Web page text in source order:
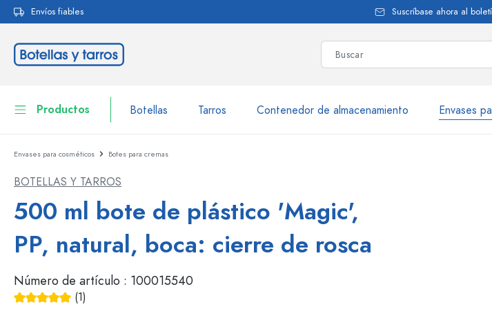
Saltar a la navegación principal
Envíos fiables Suscríbase ahora al
Productos Botellas Tarros Contenedor de almacenamiento Envases
Botellas
Contenedor de almacenamiento
Vajilla
Envases para cosméticos
Botellas según la marca
Botellas WECK
Envases para cosméticos Botes para cremas
BOTELLAS Y TARROS
500 ml bote de plástico 'Magic',
PP, natural, boca: cierre de rosca
Número de artículo : 100015540
(1)